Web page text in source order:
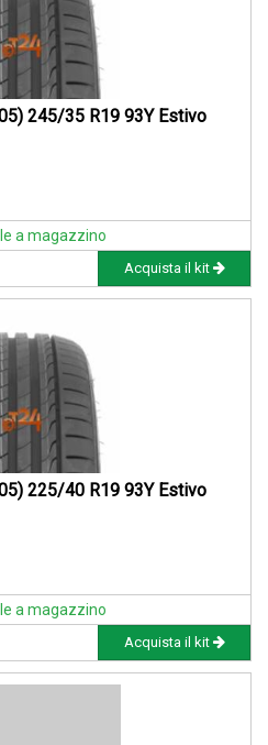
245/35 R19 93Y Estivo
a magazzino
Acquista il kit
225/40 R19 93Y Estivo
a magazzino
Acquista il kit